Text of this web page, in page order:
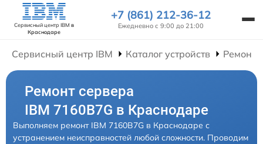
Сервисный центр IBM в
Краснодаре
+7 (861) 212-36-12
Ежедневно с 9:00 до 21:00
Сервисный центр IBM Каталог устройств Ремонт
Ремонт сервера
IBM 7160B7G в Краснодаре
Выполняем ремонт IBM 7160B7G в Краснодаре с
устранением неисправностей любой сложности. Проводим